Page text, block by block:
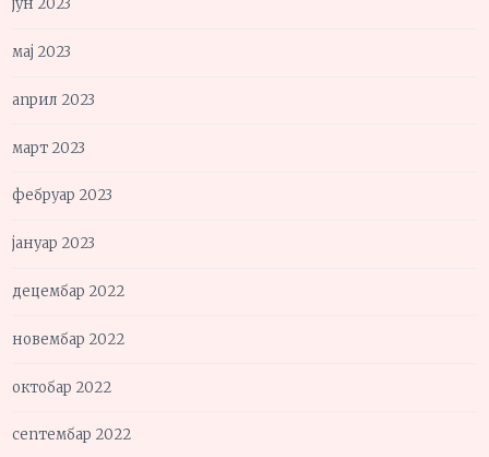
јун 2023
мај 2023
април 2023
март 2023
фебруар 2023
јануар 2023
децембар 2022
новембар 2022
октобар 2022
септембар 2022